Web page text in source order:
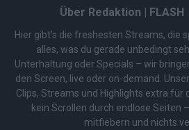
Über Redaktion | FLASH
Hier gibt’s die freshesten Streams, die
alles, was du gerade unbedingt
Unterhaltung oder Specials – wir
den Screen, live oder on-demand.
Clips, Streams und Highlights extra für
kein Scrollen durch endlose Seiten
mitfiebern und nichts